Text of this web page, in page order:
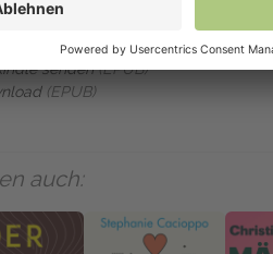
NetGalley verfügbar
Bücherregal App(EPUB)
senden(EPUB)
(EPUB)
auch: